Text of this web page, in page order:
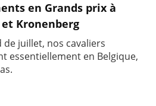
en Grands prix à
Kronenberg
de juillet, nos cavaliers
essentiellement en Belgique,